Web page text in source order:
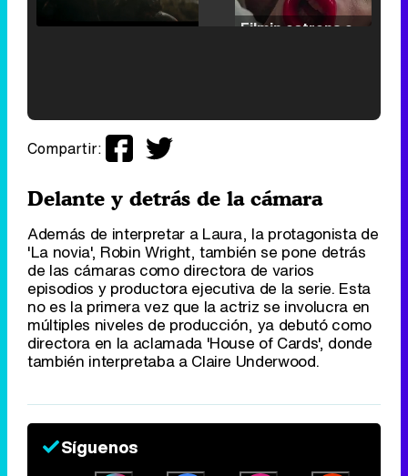
Unmute /
Tráiler de '33 días', la nueva serie de Atresplayer con Julián Villagrán y José Manuel Poga
Tráiler en catalán de 'Ravalear', la nueva serie de HBO Max sobre los fondos buitre
Compartir:
Delante y detrás de la cámara
Además de interpretar a Laura, la protagonista de
'La novia', Robin Wright, también se pone detrás
de las cámaras como directora de varios
episodios y productora ejecutiva de la serie. Esta
no es la primera vez que la actriz se involucra en
múltiples niveles de producción, ya debutó como
directora en la aclamada 'House of Cards', donde
también interpretaba a Claire Underwood.
Síguenos